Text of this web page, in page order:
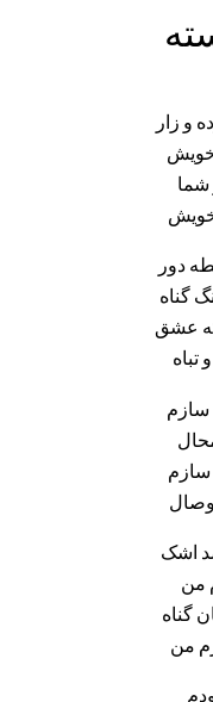
و زار
خویش
شما
خویش
دور
گناه
عشق
تباه
سازم
وصال
اشک
من
گناه
من